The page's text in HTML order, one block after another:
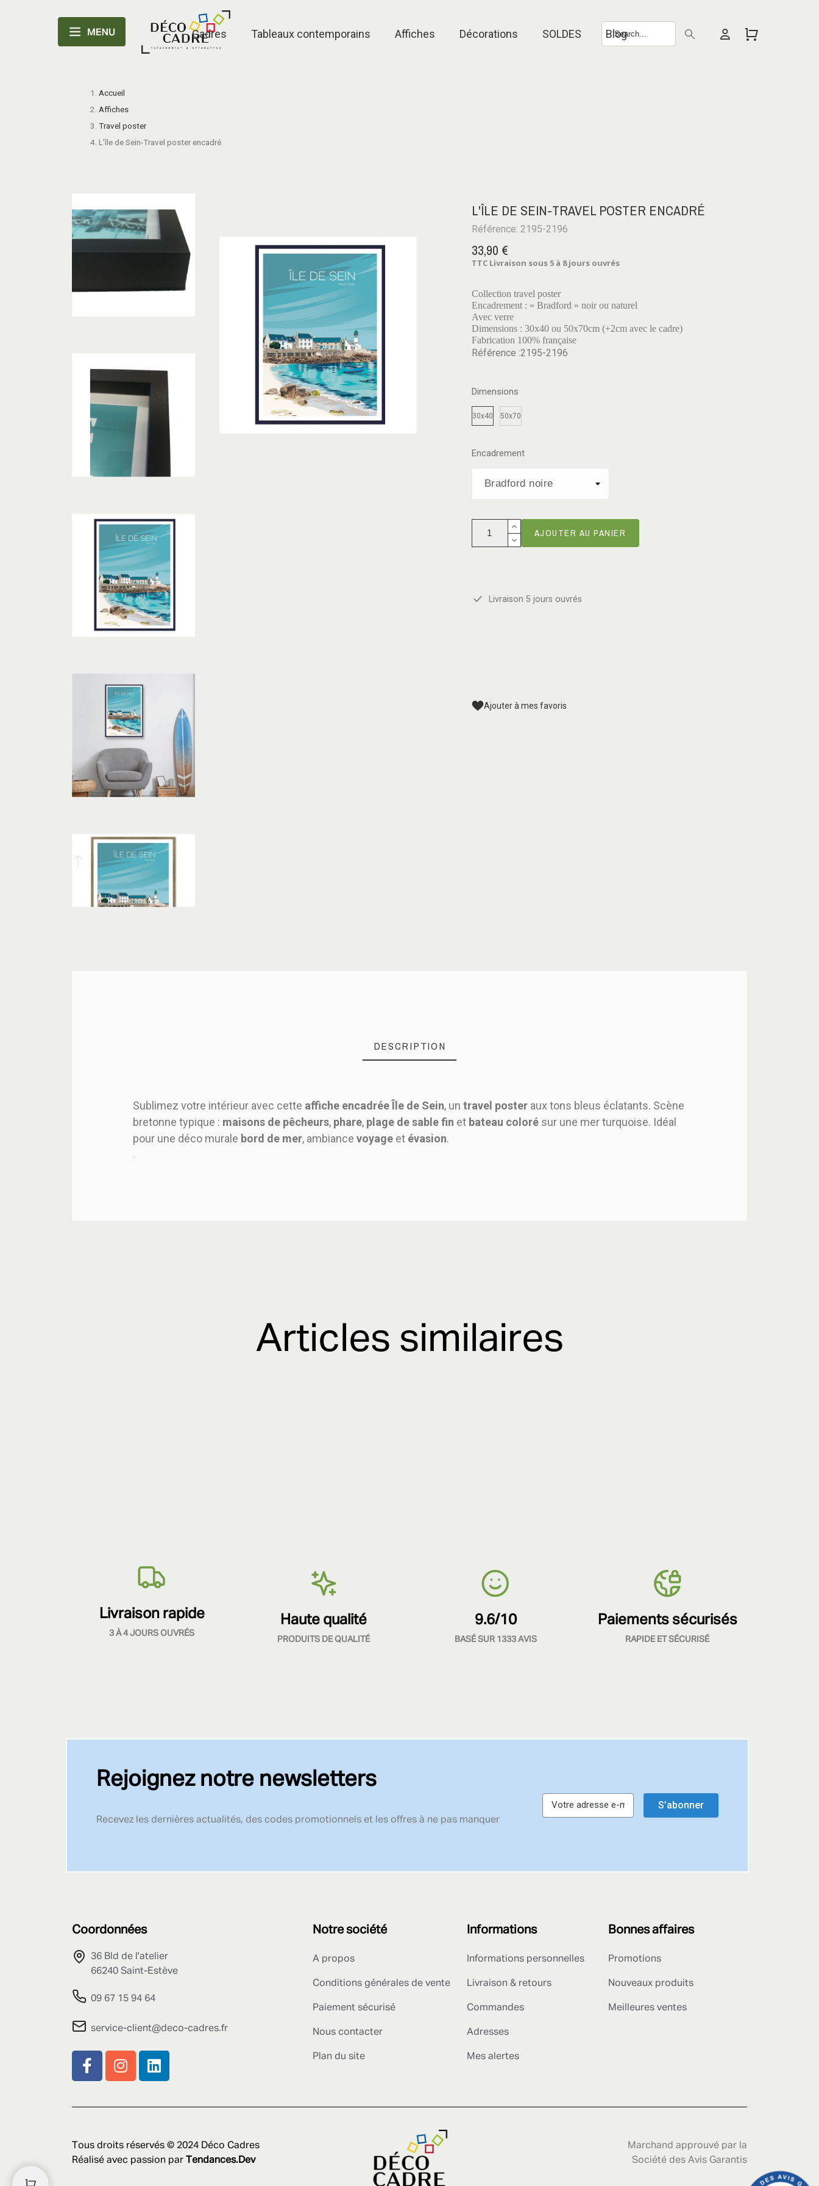
Cadres Tableaux contemporains Affiches Décorations SOLDES Blog
Accueil
Affiches
Travel poster
L'île de Sein-Travel poster encadré
L'ÎLE DE SEIN-TRAVEL POSTER ENCADRÉ
Référence: 2195-2196
33,90 €
TTC Livraison sous 5 à 8 jours ouvrés
Collection travel poster
Encadrement : « Bradford » noir ou naturel
Avec verre
Dimensions : 30x40 ou 50x70cm (+2cm avec le cadre)
Fabrication 100% française
Référence :2195-2196
Dimensions
30x40 50x70
Encadrement
AJOUTER AU PANIER
Livraison 5 jours ouvrés
Ajouter à mes favoris
DESCRIPTION
Sublimez votre intérieur avec cette affiche encadrée Île de Sein, un travel poster aux tons bleus éclatants. Scène
bretonne typique : maisons de pêcheurs, phare, plage de sable fin et bateau coloré sur une mer turquoise. Idéal
pour une déco murale bord de mer, ambiance voyage et évasion.
Articles similaires
Livraison rapide
3 À 4 JOURS OUVRÉS
Haute qualité
PRODUITS DE QUALITÉ
9.6/10
BASÉ SUR 1333 AVIS
Paiements sécurisés
RAPIDE ET SÉCURISÉ
Rejoignez notre newsletters
Recevez les dernières actualités, des codes promotionnels et les offres à ne pas manquer
S’abonner
Coordonnées
36 Bld de l'atelier
66240 Saint-Estève
09 67 15 94 64
service-client@deco-cadres.fr
Notre société
A propos
Conditions générales de vente
Paiement sécurisé
Nous contacter
Plan du site
Informations
Informations personnelles
Livraison & retours
Commandes
Adresses
Mes alertes
Bonnes affaires
Promotions
Nouveaux produits
Meilleures ventes
Tous droits réservés © 2024 Déco Cadres
Réalisé avec passion par
Tendances.Dev
Marchand approuvé par la
Société des Avis Garantis